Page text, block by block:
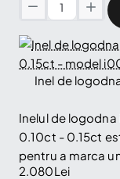
model
i060
Verighete
din
Aur
cu
Diamante
-
model
Inel de
Inelul de
0.10ct - 0.15ct
pentru a marca
2.080Lei